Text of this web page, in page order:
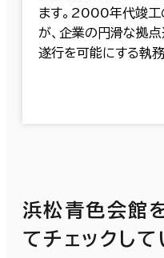
ます。2000年代竣工
が、企業の円滑な拠
遂行を可能にする執
浜松青色会館
てチェックし